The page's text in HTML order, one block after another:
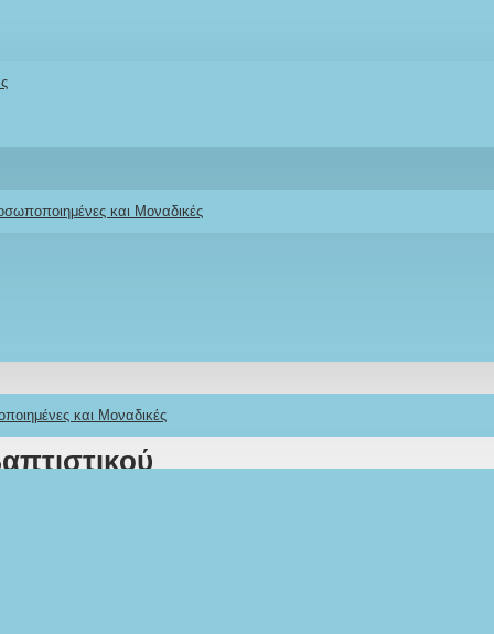
και Μοναδικές
και Μοναδικές
Δάσους»